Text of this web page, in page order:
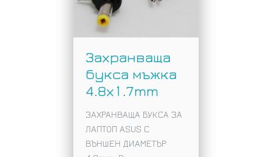
Захранваща
букса мъжка
4.8x1.7mm
ЗАХРАНВАЩА БУКСА ЗА
ЛАПТОП ASUS С
ВЪНШЕН ДИАМЕТЪР